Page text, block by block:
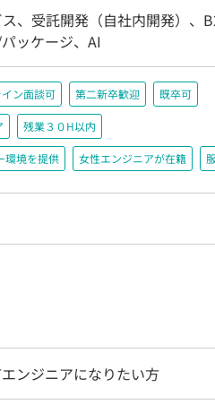
、受託開発（自社内開発）、
ッケージ、AI
ン面談可 第二新卒歓迎 既卒可
残業３０H以内
環境を提供 女性エンジニアが在籍
ンジニアになりたい方